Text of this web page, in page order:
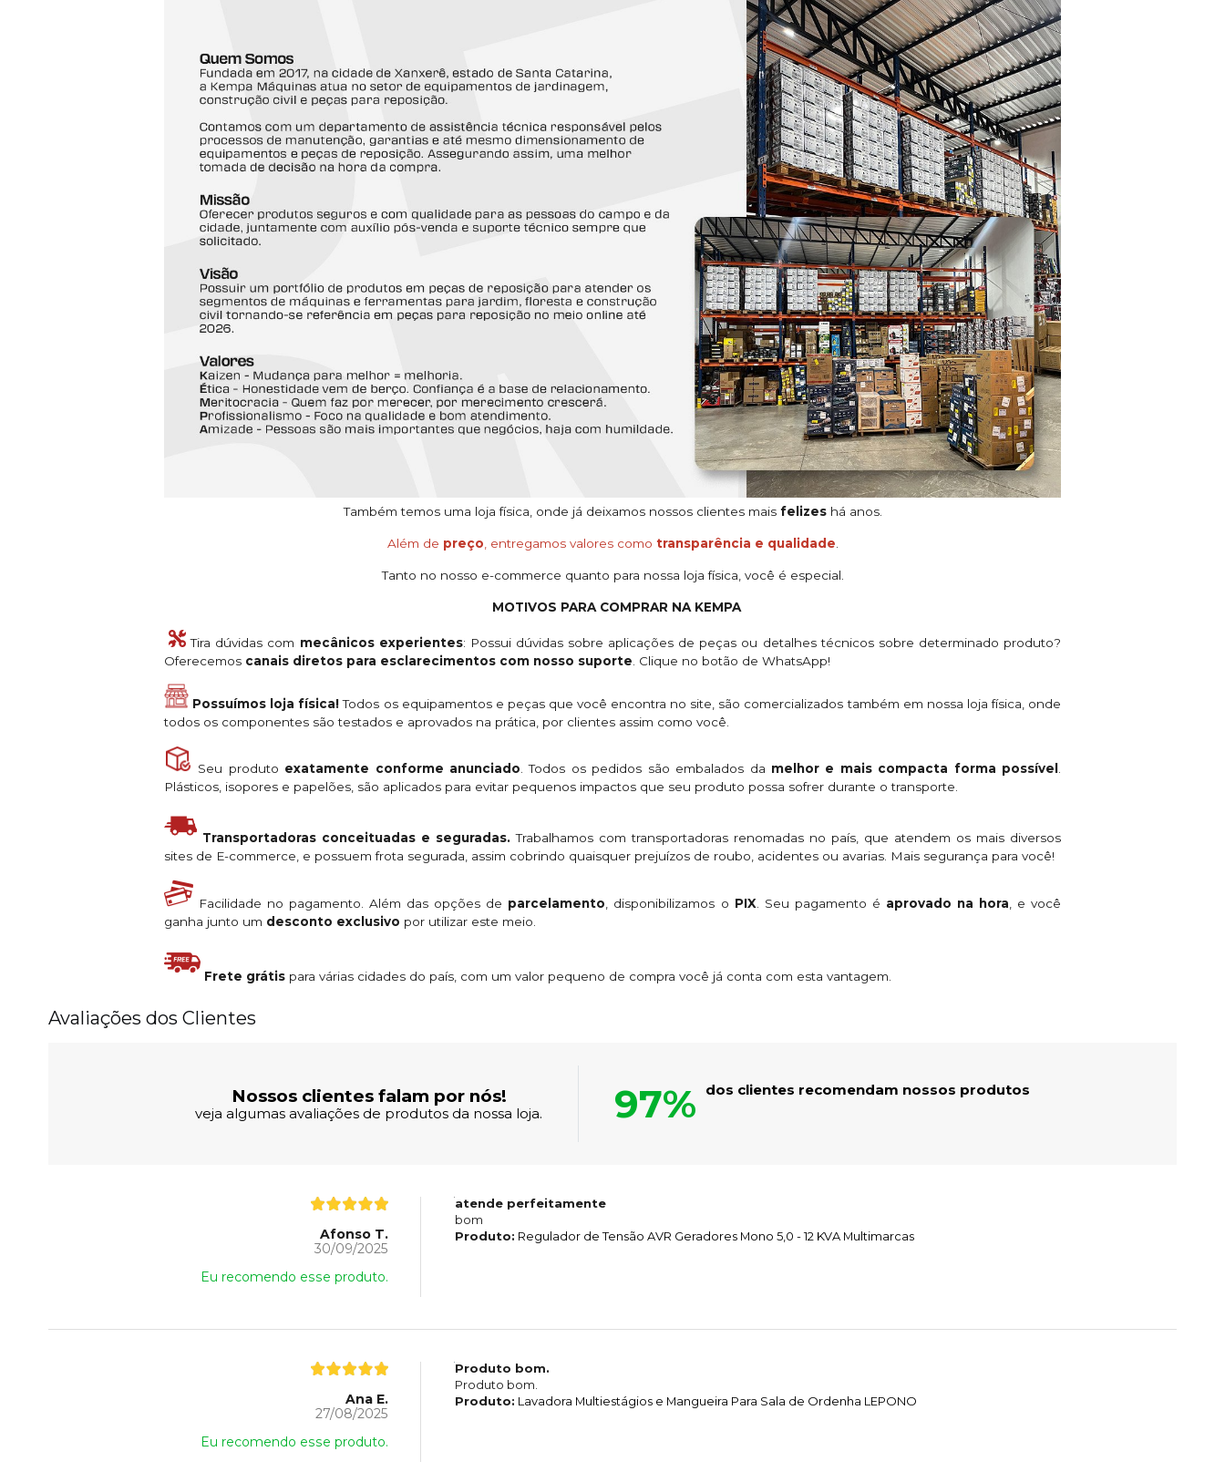
Também temos uma loja física, onde já deixamos nossos clientes mais felizeshá anos.
Além de preço, entregamos valores como transparência e qualidade.
Tanto no nosso e-commerce quanto para nossa loja física, você é especial.
MOTIVOS PARA COMPRAR NA KEMPA
Tira dúvidas com mecânicos experientes: Possui dúvidas sobre aplicações de peças ou detalhes técnicos sobre determinado produto?
Oferecemos canais diretos para esclarecimentos com nosso suporte. Clique no botão de WhatsApp!
Possuímos loja física!Todos os equipamentos e peças que você encontra no site, são comercializados também em nossa loja física, onde
todos os componentes são testados e aprovados na prática, por clientes assim como você.
Seu produto exatamente conforme anunciado. Todos os pedidos são embalados da melhor e mais compacta forma possível .
Plásticos, isopores e papelões, são aplicados para evitar pequenos impactos que seu produto possa sofrer durante o transporte.
Transportadoras conceituadas e seguradas. Trabalhamos com transportadoras renomadas no país, que atendem os mais diversos
sites de E-commerce, e possuem frota segurada, assim cobrindo quaisquer prejuízos de roubo, acidentes ou avarias. Mais segurança para você!
Facilidade no pagamento. Além das opções de parcelamento, disponibilizamos o PIX. Seu pagamento é aprovado na hora, e você
ganha junto um desconto exclusivo por utilizar este meio.
Frete grátis para várias cidades do país, com um valor pequeno de compra você já conta com esta vantagem.
Avaliações dos Clientes
Nossos clientes falam por nós!
veja algumas avaliações de produtos da nossa loja. 97% dos clientes recomendam nossos produtos
Afonso T.
30/09/2025
Eu recomendo esse produto.
atende perfeitamente
bom
Produto: Regulador de Tensão AVR Geradores Mono 5,0 - 12 KVA Multimarcas
Ana E.
27/08/2025
Eu recomendo esse produto.
Produto bom.
Produto bom.
Produto: Lavadora Multiestágios e Mangueira Para Sala de Ordenha LEPONO